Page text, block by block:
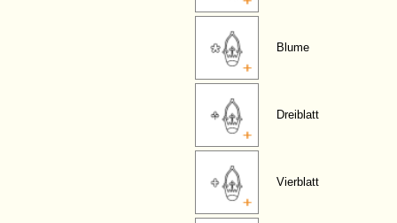
Blume
Dreiblatt
Vierblatt